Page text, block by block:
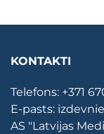
KONTAKTI
Telefons: +371
E-pasts:
AS "Latvijas